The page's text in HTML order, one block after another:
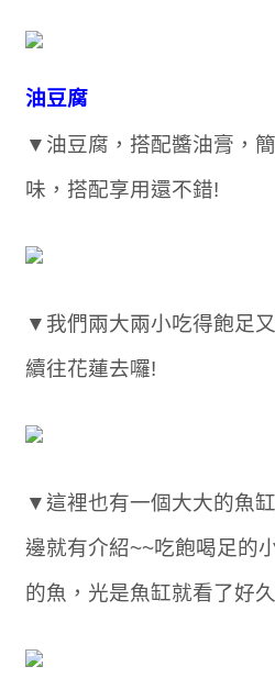
油豆腐
▼油豆腐，搭配醬油膏，
味，搭配享用還不錯!
▼我們兩大兩小吃得飽足
續往花蓮去囉!
▼這裡也有一個大大的魚
邊就有介紹~~吃飽喝足的
的魚，光是魚缸就看了好